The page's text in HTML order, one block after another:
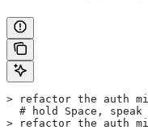
> refactor the auth
# hold Space, speak
> refactor the auth